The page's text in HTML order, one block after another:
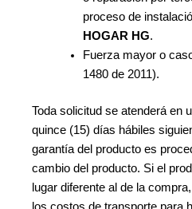
proceso de
HOGAR HG.
Fuerza mayor o
1480 de 2011).
Toda solicitud se atenderá en
quince (15) días hábiles
garantía del producto es
cambio del producto. Si el
lugar diferente al de la